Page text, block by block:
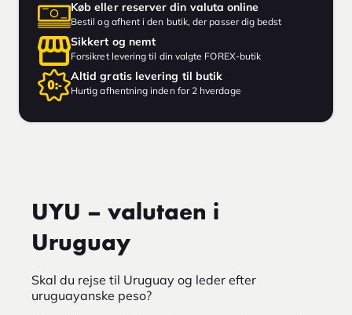
Køb eller reserver din valuta online
Bestil og afhent i den butik, der passer dig bedst
Sikkert og nemt
Forsikret levering til din valgte FOREX-butik
Altid gratis levering til butik
Hurtig afhentning inden for 2 hverdage
UYU – valutaen i
Uruguay
Skal du rejse til Uruguay og leder efter
uruguayanske peso?